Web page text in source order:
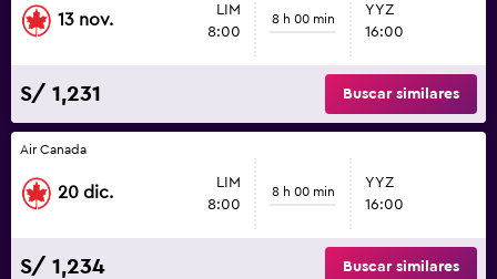
13 nov.
LIM
8:00
8 h 00 min
YYZ
16:00
S/ 1,231 Buscar similares
Air Canada
20 dic.
LIM
8:00
8 h 00 min
YYZ
16:00
S/ 1,234 Buscar similares